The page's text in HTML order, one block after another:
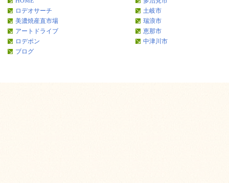
ロデオサーチ
美濃焼産直市場
アートドライブ
ロデポン
ブログ
土岐市
瑞浪市
恵那市
中津川市